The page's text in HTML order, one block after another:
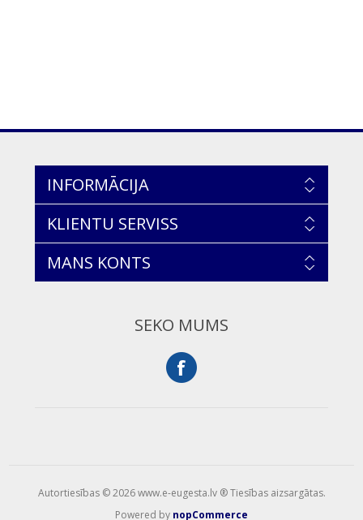
INFORMĀCIJA
KLIENTU SERVISS
MANS KONTS
SEKO MUMS
Autortiesības © 2026 www.e-eugesta.lv ® Tiesības aizsargātas.
Powered by nopCommerce